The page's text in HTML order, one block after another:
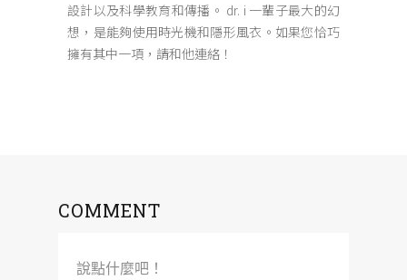
設計以及科學教育和傳播。 dr. i 一輩子最大的幻
想，是能夠使用時光機和隱形風衣。如果您恰巧
擁有其中一項，請和他連絡！
COMMENT
說點什麼吧！